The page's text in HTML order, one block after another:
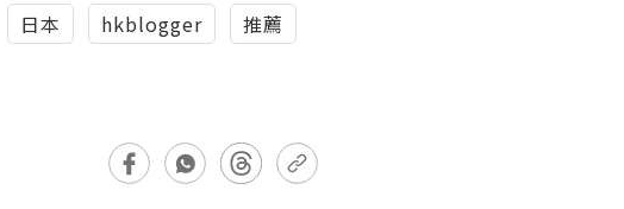
日本 hkblogger
推薦